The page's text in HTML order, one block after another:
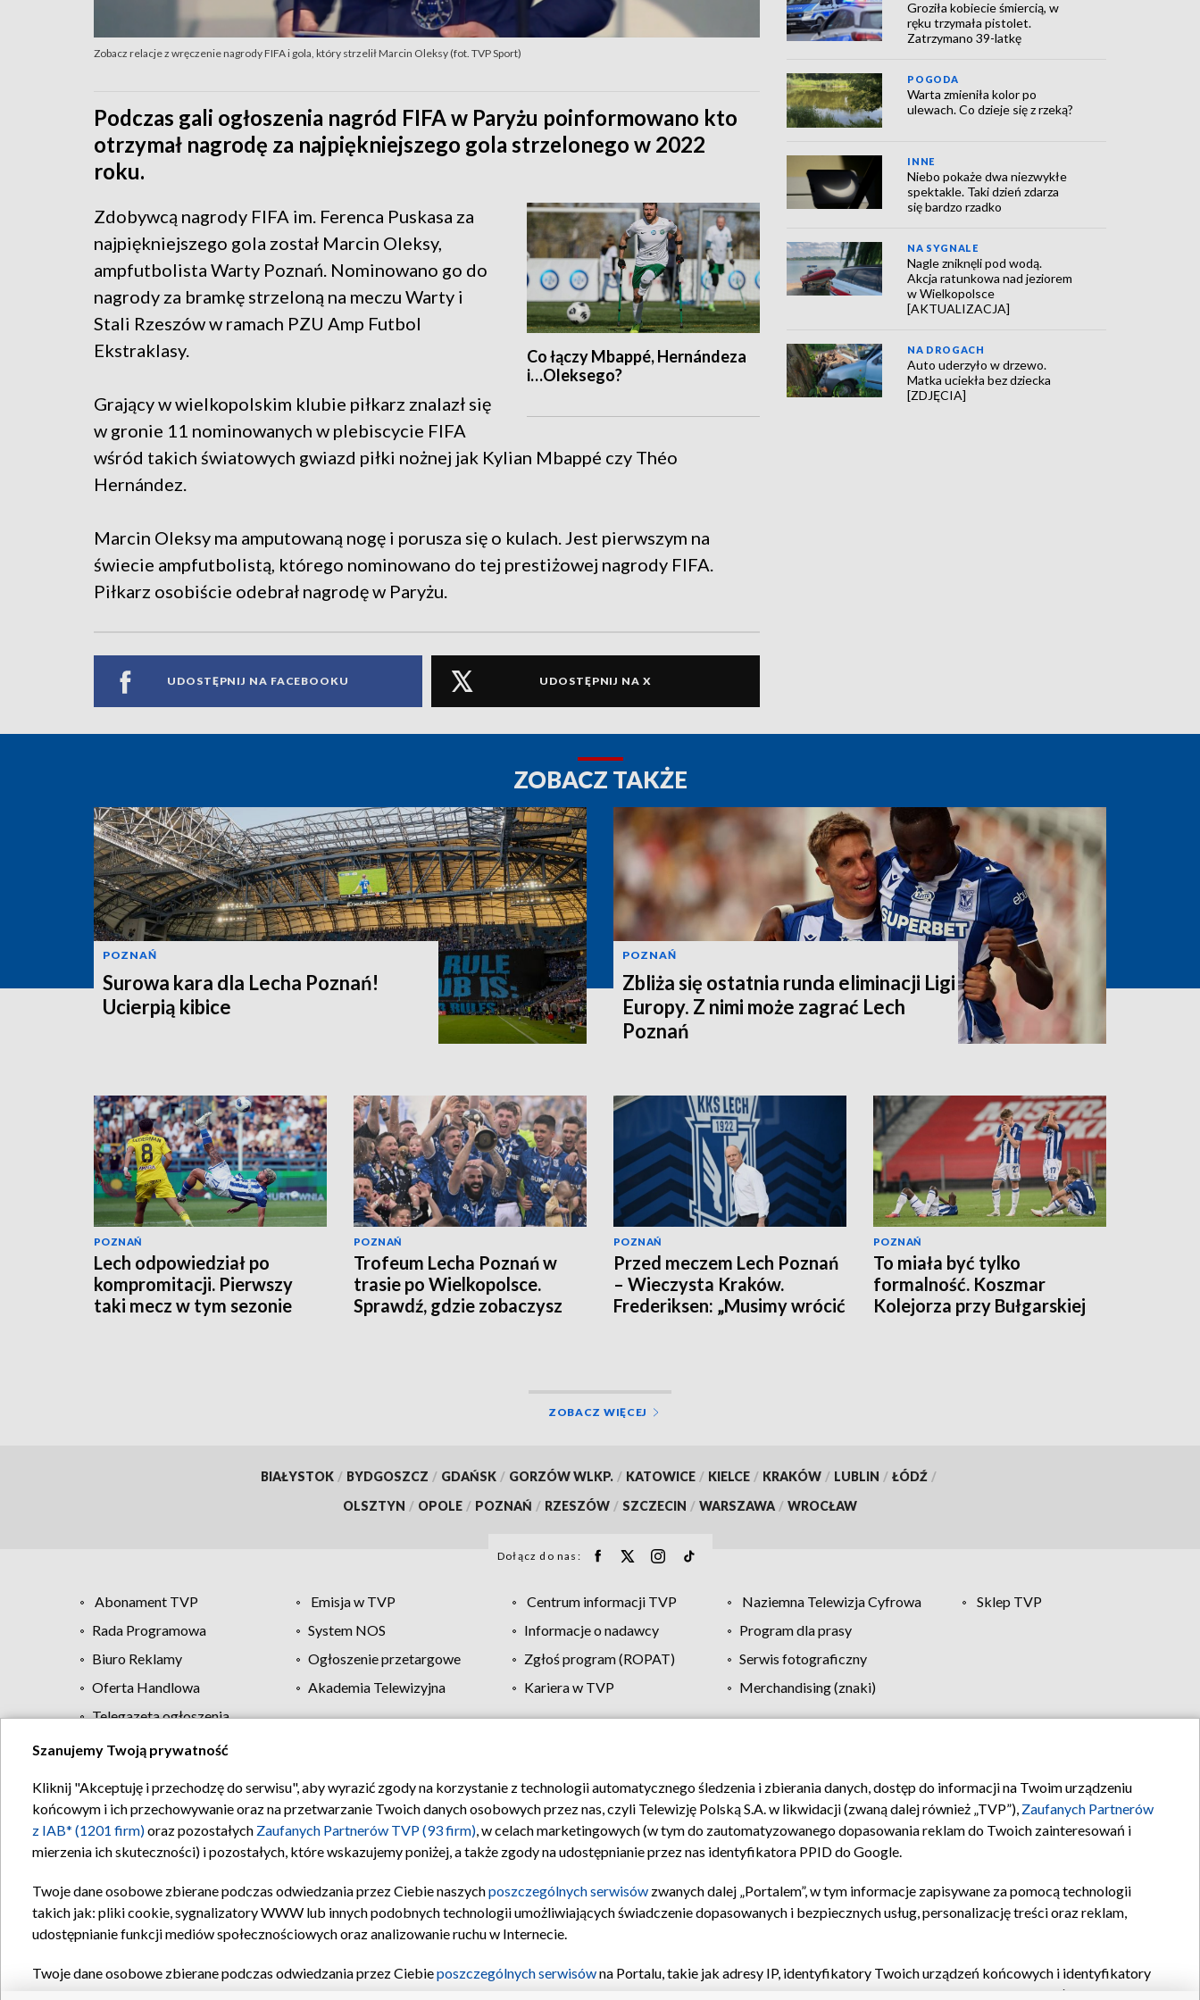
Zobacz relacje z wręczenie nagrody FIFA i gola, który strzelił Marcin Oleksy (fot. TVP Sport)
Podczas gali ogłoszenia nagród FIFA w Paryżu poinformowano kto
otrzymał nagrodę za najpiękniejszego gola strzelonego w 2022
roku.
Co łączy Mbappé, Hernándeza
i…Oleksego?
Zdobywcą nagrody FIFA im. Ferenca Puskasa za
najpiękniejszego gola został Marcin Oleksy,
ampfutbolista Warty Poznań. Nominowano go do
nagrody za bramkę strzeloną na meczu Warty i
Stali Rzeszów w ramach PZU Amp Futbol
Ekstraklasy.
Grający w wielkopolskim klubie piłkarz znalazł się
w gronie 11 nominowanych w plebiscycie FIFA
wśród takich światowych gwiazd piłki nożnej jak Kylian Mbappé czy Théo
Hernández.
Marcin Oleksy ma amputowaną nogę i porusza się o kulach. Jest pierwszym na
świecie ampfutbolistą, którego nominowano do tej prestiżowej nagrody FIFA.
Piłkarz osobiście odebrał nagrodę w Paryżu.
UDOSTĘPNIJ NA FACEBOOKU UDOSTĘPNIJ NA X
Groziła kobiecie śmiercią, w
ręku trzymała pistolet.
Zatrzymano 39-latkę
POGODA
Warta zmieniła kolor po
ulewach. Co dzieje się z rzeką?
INNE
Niebo pokaże dwa niezwykłe
spektakle. Taki dzień zdarza
się bardzo rzadko
NA SYGNALE
Nagle zniknęli pod wodą.
Akcja ratunkowa nad jeziorem
w Wielkopolsce
[AKTUALIZACJA]
NA DROGACH
Auto uderzyło w drzewo.
Matka uciekła bez dziecka
[ZDJĘCIA]
ZOBACZ TAKŻE
POZNAŃ
Surowa kara dla Lecha Poznań!
Ucierpią kibice
POZNAŃ
Zbliża się ostatnia runda eliminacji Ligi
Europy. Z nimi może zagrać Lech
Poznań
POZNAŃ
Lech odpowiedział po
kompromitacji. Pierwszy
taki mecz w tym sezonie
POZNAŃ
Trofeum Lecha Poznań w
trasie po Wielkopolsce.
Sprawdź, gdzie zobaczysz
POZNAŃ
Przed meczem Lech Poznań
– Wieczysta Kraków.
Frederiksen: „Musimy wrócić
POZNAŃ
To miała być tylko
formalność. Koszmar
Kolejorza przy Bułgarskiej
ZOBACZ WIĘCEJ
BIAŁYSTOK / BYDGOSZCZ / GDAŃSK / GORZÓW WLKP. / KATOWICE / KIELCE / KRAKÓW / LUBLIN / ŁÓDŹ /
OLSZTYN / OPOLE / POZNAŃ / RZESZÓW / SZCZECIN / WARSZAWA / WROCŁAW
Dołącz do nas:
Abonament TVP Emisja w TVP Centrum informacji TVP Naziemna Telewizja Cyfrowa
Sklep TVP
Rada Programowa
System NOS Informacje o nadawcy
Program dla prasy
Biuro Reklamy
Ogłoszenie przetargowe Zgłoś program (ROPAT)
Serwis fotograficzny
Oferta Handlowa
Akademia Telewizyjna Kariera w TVP
Merchandising (znaki)
Telegazeta ogłoszenia
Regulamin TVP Polityka prywatności Moje zgody Pomoc Biuro reklamy Kontakt
Szanujemy Twoją prywatność
Kliknij "Akceptuję i przechodzę do serwisu", aby wyrazić zgody na korzystanie z technologii automatycznego śledzenia i zbierania danych, dostęp do informacji na Twoim urządzeniu
końcowym i ich przechowywanie oraz na przetwarzanie Twoich danych osobowych przez nas, czyli Telewizję Polską S.A. w likwidacji (zwaną dalej również „TVP”), Zaufanych Partnerów
z IAB* (1201 firm)oraz pozostałych Zaufanych Partnerów TVP (93 firm), w celach marketingowych (w tym do zautomatyzowanego dopasowania reklam do Twoich zainteresowań i
mierzenia ich skuteczności) i pozostałych, które wskazujemy poniżej, a także zgody na udostępnianie przez nas identyfikatora PPID do Google.
Twoje dane osobowe zbierane podczas odwiedzania przez Ciebie naszychposzczególnych serwisów zwanych dalej „Portalem”, w tym informacje zapisywane za pomocą technologii
takich jak: pliki cookie, sygnalizatory WWW lub innych podobnych technologii umożliwiających świadczenie dopasowanych i bezpiecznych usług, personalizację treści oraz reklam,
udostępnianie funkcji mediów społecznościowych oraz analizowanie ruchu w Internecie.
Twoje dane osobowe zbierane podczas odwiedzania przez Ciebieposzczególnych serwisówna Portalu, takie jak adresy IP, identyfikatory Twoich urządzeń końcowych i identyfikatory
oraz pozostałych